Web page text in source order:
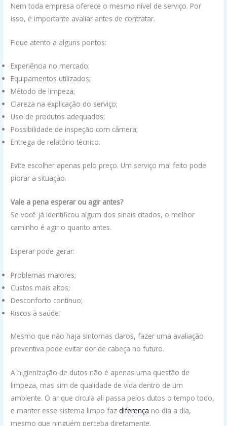
Nem toda empresa oferece o mesmo nível de serviço. Por
isso, é importante avaliar antes de contratar.
Fique atento a alguns pontos:
Experiência no mercado;
Equipamentos utilizados;
Método de limpeza;
Clareza na explicação do serviço;
Uso de produtos adequados;
Possibilidade de inspeção com câmera;
Entrega de relatório técnico.
Evite escolher apenas pelo preço. Um serviço mal feito pode
piorar a situação.
Vale a pena esperar ou agir antes?
Se você já identificou algum dos sinais citados, o melhor
caminho é agir o quanto antes.
Esperar pode gerar:
Problemas maiores;
Custos mais altos;
Desconforto contínuo;
Riscos à saúde.
Mesmo que não haja sintomas claros, fazer uma avaliação
preventiva pode evitar dor de cabeça no futuro.
A higienização de dutos não é apenas uma questão de
limpeza, mas sim de qualidade de vida dentro de um
ambiente. O ar que circula ali passa pelos dutos o tempo todo,
e manter esse sistema limpo fazdiferença no dia a dia,
mesmo que ninguém perceba diretamente.